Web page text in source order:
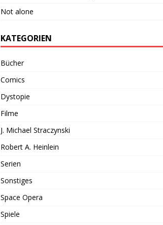
Not alone
KATEGORIEN
Bücher
Comics
Dystopie
Filme
J. Michael Straczynski
Robert A. Heinlein
Serien
Sonstiges
Space Opera
Spiele